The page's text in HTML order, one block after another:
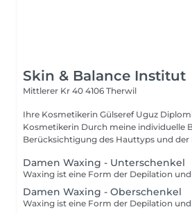
Skin & Balance Institut
Mittlerer Kr 40 4106 Therwil
Ihre Kosmetikerin Gülseref Uguz
Kosmetikerin Durch meine individuelle Beratung wird unter
Berücksichtigung des Hauttyps und der
Damen Waxing - Unterschenkel
Damen Waxing - Oberschenkel